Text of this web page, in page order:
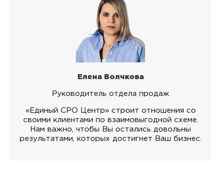
Елена Волчкова
Руководитель отдела продаж
«Единый СРО Центр» строит отношения со
своими клиентами по взаимовыгодной схеме.
Нам важно, чтобы Вы остались довольны
результатами, которых достигнет Ваш бизнес.